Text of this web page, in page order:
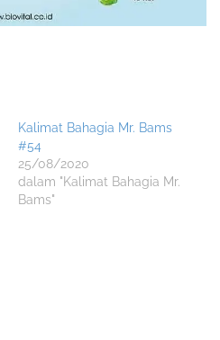
Kalimat Bahagia Mr. Bams
#54
25/08/2020
dalam "Kalimat Bahagia Mr.
Bams"